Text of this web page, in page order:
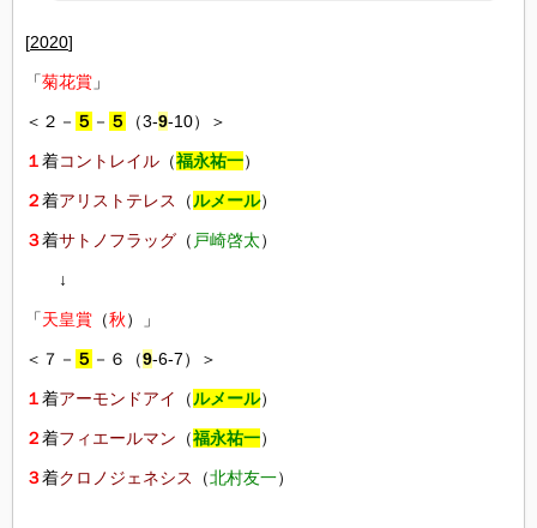
[2020]
「菊花賞 」
＜２－ ５ － ５ （3-9-10）＞
１着コントレイル （福永祐一）
２着アリストテレス （ルメール）
３着サトノフラッグ （ 戸崎啓太）
↓
「天皇賞 （秋）」
＜７－ ５ －６（9-6-7）＞
１着アーモンドアイ （ルメール）
２着フィエールマン （福永祐一）
３着クロノジェネシス （北村友一）